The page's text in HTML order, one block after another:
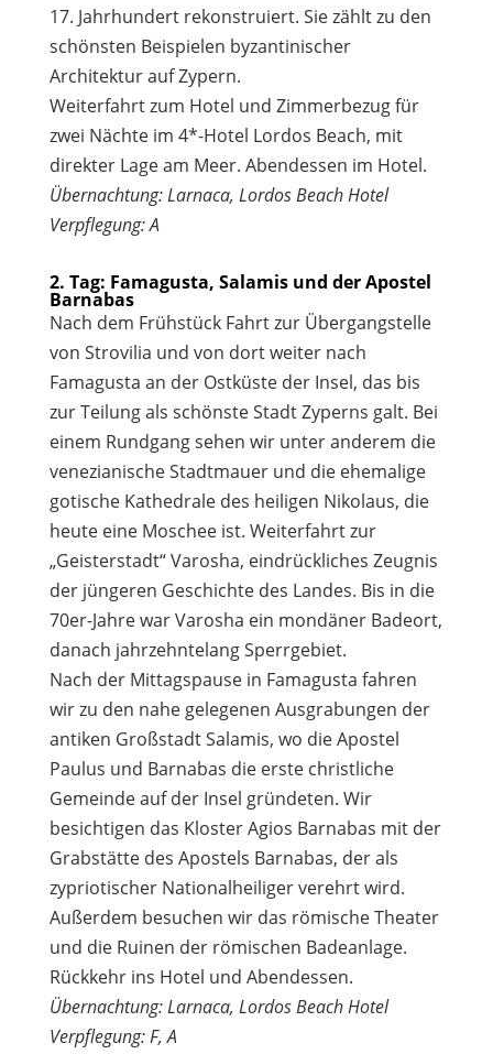
17. Jahrhundert rekonstruiert. Sie zählt zu den
schönsten Beispielen byzantinischer
Architektur auf Zypern.
Weiterfahrt zum Hotel und Zimmerbezug für
zwei Nächte im 4*-Hotel Lordos Beach, mit
direkter Lage am Meer. Abendessen im Hotel.
Übernachtung: Larnaca, Lordos Beach Hotel
Verpflegung: A
2. Tag: Famagusta, Salamis und der Apostel
Barnabas
Nach dem Frühstück Fahrt zur Übergangstelle
von Strovilia und von dort weiter nach
Famagusta an der Ostküste der Insel, das bis
zur Teilung als schönste Stadt Zyperns galt. Bei
einem Rundgang sehen wir unter anderem die
venezianische Stadtmauer und die ehemalige
gotische Kathedrale des heiligen Nikolaus, die
heute eine Moschee ist. Weiterfahrt zur
„Geisterstadt“ Varosha, eindrückliches Zeugnis
der jüngeren Geschichte des Landes. Bis in die
70er-Jahre war Varosha ein mondäner Badeort,
danach jahrzehntelang Sperrgebiet.
Nach der Mittagspause in Famagusta fahren
wir zu den nahe gelegenen Ausgrabungen der
antiken Großstadt Salamis, wo die Apostel
Paulus und Barnabas die erste christliche
Gemeinde auf der Insel gründeten. Wir
besichtigen das Kloster Agios Barnabas mit der
Grabstätte des Apostels Barnabas, der als
zypriotischer Nationalheiliger verehrt wird.
Außerdem besuchen wir das römische Theater
und die Ruinen der römischen Badeanlage.
Rückkehr ins Hotel und Abendessen.
Übernachtung: Larnaca, Lordos Beach Hotel
Verpflegung: F, A